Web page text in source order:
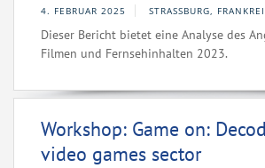
4. FEBRUAR 2025 STRASSBURG,
Dieser Bericht bietet eine Analyse des
Filmen und Fernsehinhalten 2023.
Workshop: Game on:
video games sector